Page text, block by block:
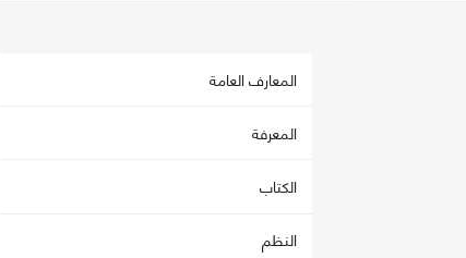
المعارف العامة
المعرفة
الكتاب
النظم